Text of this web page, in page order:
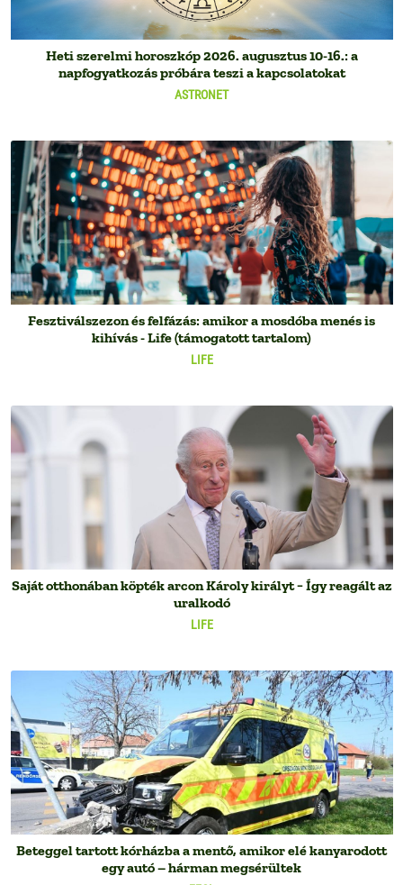
ASTRONET
Heti szerelmi horoszkóp 2026. augusztus 10-16.: a
napfogyatkozás próbára teszi a kapcsolatokat
LIFE
Fesztiválszezon és felfázás: amikor a mosdóba menés is
kihívás - Life (támogatott tartalom)
LIFE
Saját otthonában köpték arcon Károly királyt − Így reagált az
uralkodó
Beteggel tartott kórházba a mentő, amikor elé kanyarodott
egy autó – hárman megsérültek